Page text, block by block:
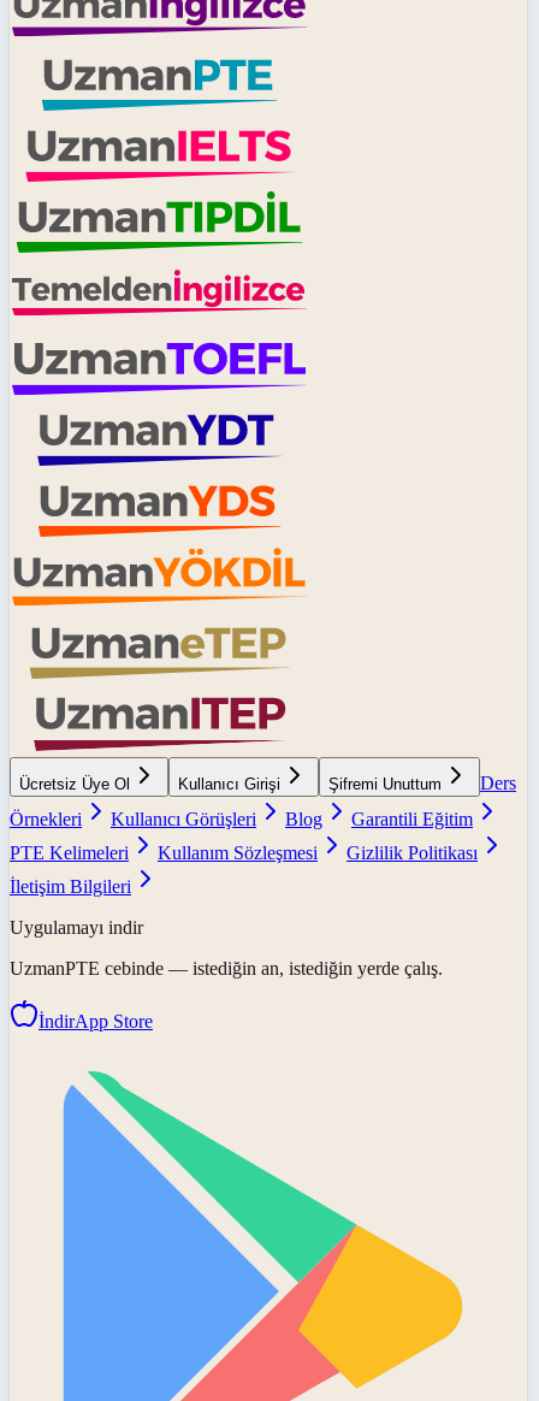
Ücretsiz Üye Ol Kullanıcı Girişi Şifremi Unuttum
Ders
Örnekleri
Kullanıcı Görüşleri Blog
Garantili Eğitim
PTE Kelimeleri
Kullanım Sözleşmesi
Gizlilik Politikası
İletişim Bilgileri
Uygulamayı indir
UzmanPTE cebinde — istediğin an, istediğin yerde çalış.
İndirApp Store